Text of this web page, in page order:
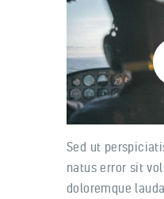
Sed ut
natus error sit
doloremque